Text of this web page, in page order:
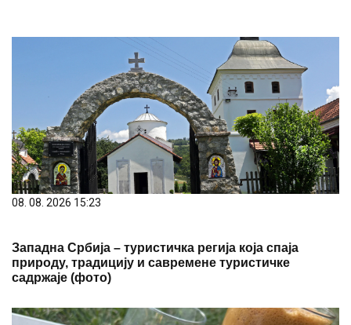
08. 08. 2026 15:23
Западна Србија – туристичка регија која спаја
природу, традицију и савремене туристичке
садржаје (фото)